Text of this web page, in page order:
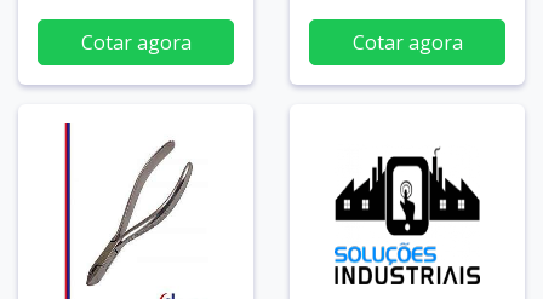
Cotar agora Cotar agora